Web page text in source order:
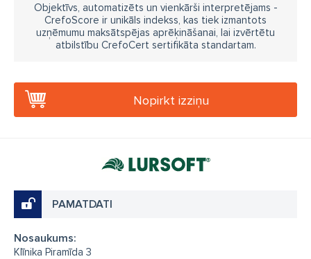
Objektīvs, automatizēts un vienkārši interpretējams -
CrefoScore ir unikāls indekss, kas tiek izmantots
uzņēmumu maksātspējas aprēķināšanai, lai izvērtētu
atbilstību CrefoCert sertifikāta standartam.
Nopirkt izziņu
PAMATDATI
Nosaukums:
Klīnika Piramīda 3